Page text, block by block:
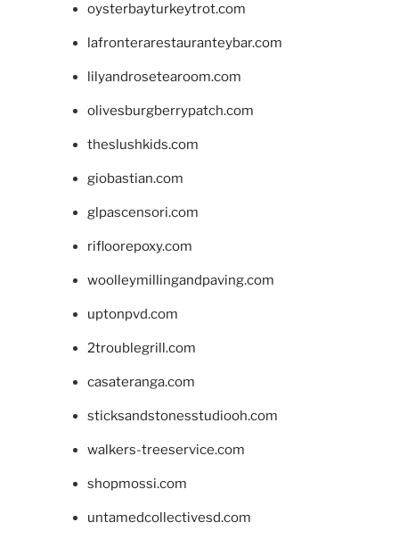
oysterbayturkeytrot.com
lafronterarestauranteybar.com
lilyandrosetearoom.com
olivesburgberrypatch.com
theslushkids.com
giobastian.com
glpascensori.com
rifloorepoxy.com
woolleymillingandpaving.com
uptonpvd.com
2troublegrill.com
casateranga.com
sticksandstonesstudiooh.com
walkers-treeservice.com
shopmossi.com
untamedcollectivesd.com